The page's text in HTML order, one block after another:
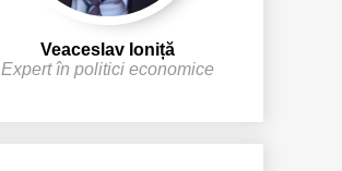
Veaceslav Ioniță
Expert în politici economice